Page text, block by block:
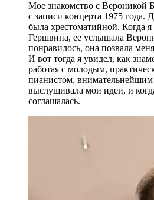
Мое знакомство с Вероникой
с записи концерта 1975 года.
была хрестоматийной. Когда
Гершвина, ее услышала
понравилось, она позвала
И вот тогда я увидел, как
работая с молодым,
пианистом, внимательнейшим
выслушивала мои идеи, и
соглашалась.